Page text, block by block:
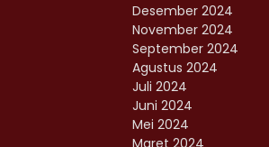
Desember 2024
November 2024
September 2024
Agustus 2024
Juli 2024
Juni 2024
Mei 2024
Maret 2024